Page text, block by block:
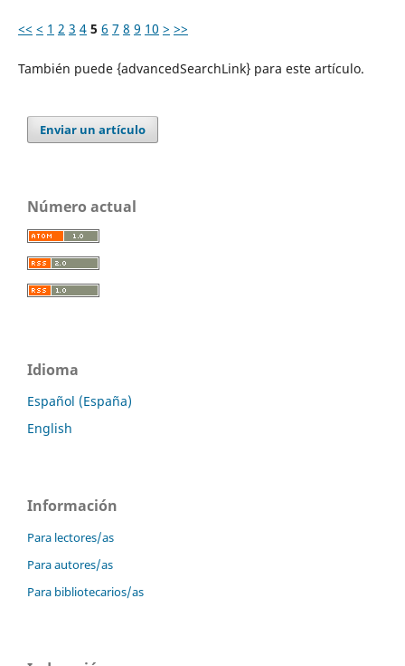
<< < 1 2 3 4 5 6 7 8 9 10 > >>
También puede {advancedSearchLink} para este artículo.
Enviar un artículo
Número actual
Idioma
Español (España)
English
Información
Para lectores/as
Para autores/as
Para bibliotecarios/as